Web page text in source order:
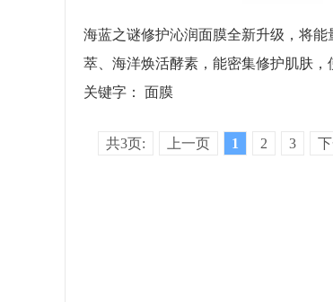
海蓝之谜修护沁润面膜全新升级，将
萃、海洋焕活酵素，能密集修护肌肤，
关键字： 面膜
共3页: 上一页 1 2 3